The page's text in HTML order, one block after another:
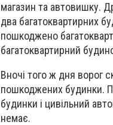
магазин та автовишку.
два багатоквартирних
пошкоджено
багатоквартирний
Вночі того ж дня ворог
пошкоджених будинки.
будинки і цивільний
немає.